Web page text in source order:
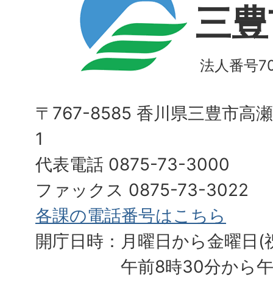
三
法人番号
〒767-8585 香川県三豊市高
1
代表電話 0875-73-3000
ファックス 0875-73-3022
各課の電話番号はこちら
開庁日時：月曜日から金曜日(
午前8時30分から